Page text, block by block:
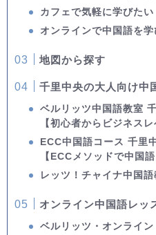
カフェで気軽に学びたい
オンラインで中国語を学
地図から探す
千里中央の大人向け中
ベルリッツ中国語教室
【初心者からビジネスレ
ECC中国語コース 千里
【ECCメソッドで中国語
レッツ！チャイナ中国語
オンライン中国語レッ
ベルリッツ・オンライン